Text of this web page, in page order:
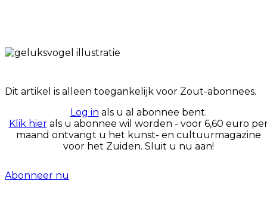
Dit artikel is alleen toegankelijk voor Zout-abonnees.
Log in als u al abonnee bent.
Klik hierals u abonnee wil worden - voor 6,60 euro
maand ontvangt u het kunst- en cultuurmagazine
voor het Zuiden. Sluit u nu aan!
Abonneer nu